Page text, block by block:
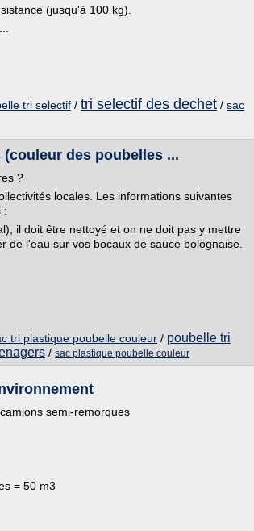
(jusqu'à 100 kg).
tri selectif / tri selectif des dechet / sac
des poubelles ...
?
locales. Les informations suivantes
:
il doit être nettoyé et on ne doit pas y mettre
de l'eau sur vos bocaux de sauce bolognaise.
tri plastique poubelle couleur / poubelle tri
/ sac plastique poubelle couleur
semi-remorques
= 50 m3